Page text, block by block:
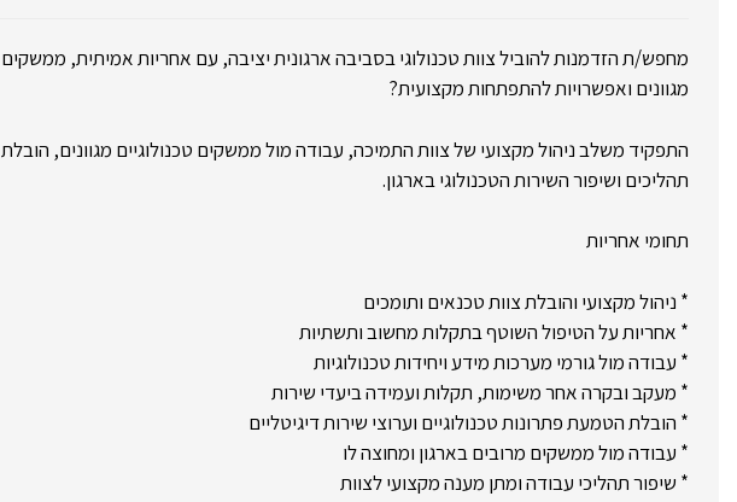
מחפש/ת הזדמנות להוביל צוות טכנולוגי בסביבה ארגונית יציבה, עם אחריות אמיתית, ממשקים
מגוונים ואפשרויות להתפתחות מקצועית?
התפקיד משלב ניהול מקצועי של צוות התמיכה, עבודה מול ממשקים טכנולוגיים מגוונים, הובלת
תהליכים ושיפור השירות הטכנולוגי בארגון.
תחומי אחריות
* ניהול מקצועי והובלת צוות טכנאים ותומכים
* אחריות על הטיפול השוטף בתקלות מחשוב ותשתיות
* עבודה מול גורמי מערכות מידע ויחידות טכנולוגיות
* מעקב ובקרה אחר משימות, תקלות ועמידה ביעדי שירות
* הובלת הטמעת פתרונות טכנולוגיים וערוצי שירות דיגיטליים
* עבודה מול ממשקים מרובים בארגון ומחוצה לו
* שיפור תהליכי עבודה ומתן מענה מקצועי לצוות